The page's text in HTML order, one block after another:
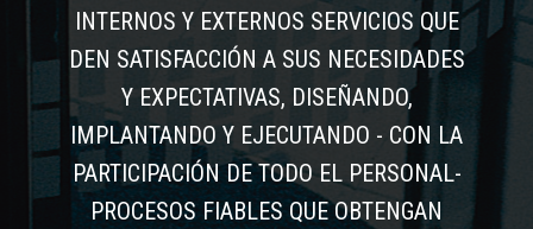
INTERNOS Y EXTERNOS SERVICIOS QUE
DEN SATISFACCIÓN A SUS NECESIDADES
Y EXPECTATIVAS, DISEÑANDO,
IMPLANTANDO Y EJECUTANDO - CON LA
PARTICIPACIÓN DE TODO EL PERSONAL-
PROCESOS FIABLES QUE OBTENGAN